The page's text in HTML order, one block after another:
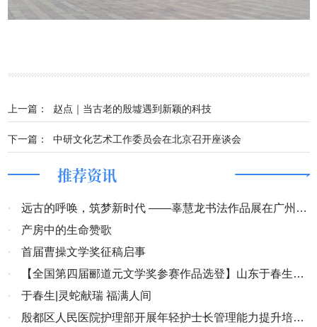
推荐资讯
·
远古的呼唤，筑梦新时代 ——辜慧龙书法作品展在广州市
青年文化宫隆重开幕
·
产房中的生命赞歌
·
首届曹操文学奖征稿启事
·
【全国第四届郦道元文学奖参赛作品选登】山东于春生
《运河千年润天堂》
·
于春生|灵蛇献瑞 福满人间
·
殷都区人民医院护理部开展年轻护士长管理能力提升培训
上一篇： 赵点｜当古老的殷墟遇到新颖的科技
下一篇： 中研文化艺术工作委员会在北京召开座谈会